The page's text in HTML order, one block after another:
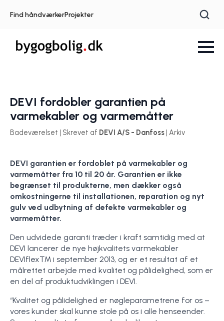
Find håndværkerProjekter
DEVI fordobler garantien på
varmekabler og varmemåtter
Badeværelset | Skrevet af DEVI A/S - Danfoss | Arkiv
DEVI garantien er fordoblet på varmekabler og
varmemåtter fra 10 til 20 år. Garantien er ikke
begrænset til produkterne, men dækker også
omkostningerne til installationen, reparation og nyt
gulv ved udbytning af defekte varmekabler og
varmemåtter.
Den udvidede garanti træder i kraft samtidig med at
DEVI lancerer de nye højkvalitets varmekabler
DEVIflex™ i september 2013, og er et resultat af et
målrettet arbejde med kvalitet og pålidelighed, som er
en del af produktudviklingen i DEVI.
“Kvalitet og pålidelighed er nøgleparametrene for os –
vores kunder skal kunne stole på os i alle henseender.